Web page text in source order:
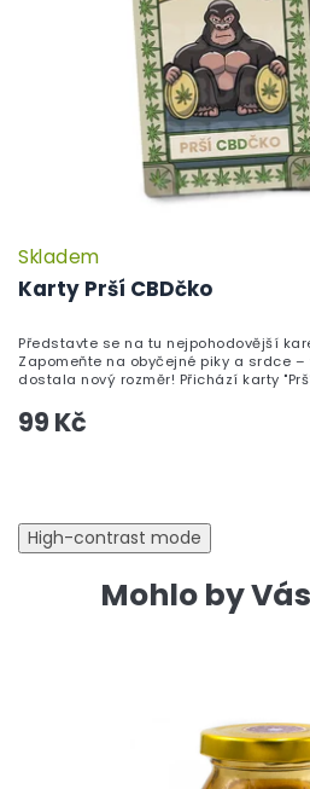
Karty Prší CBDčko
Skladem
99 Kč
Představte se na tu nejpohodovější
Zapomeňte na obyčejné piky a srdce
dostala nový rozměr! Přichází karty
High-contrast mode
Mohlo by